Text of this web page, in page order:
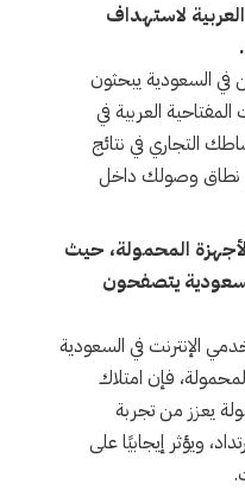
لاستهداف
في السعودية يبحثون
المفتاحية العربية في
التجاري في نتائج
نطاق وصولك داخل
المحمولة، حيث
يتصفحون
من مستخدمي الإنترنت في السعودية
فإن امتلاك
يعزز من تجربة
ويؤثر إيجابيًا على